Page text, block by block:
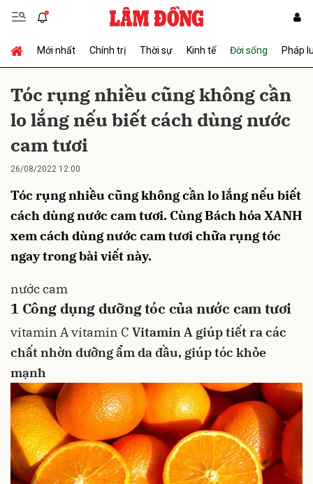
Mới nhất Chính trị Thời sự Kinh tế Đời sống Pháp
Tóc rụng nhiều cũng không cần
lo lắng nếu biết cách dùng nước
cam tươi
26/08/2022 12:00
Tóc rụng nhiều cũng không cần lo lắng nếu biết
cách dùng nước cam tươi. Cùng Bách hóa XANH
xem cách dùng nước cam tươi chữa rụng tóc
ngay trong bài viết này.
nước cam
1Công dụng dưỡng tóc của nước cam tươi
vitamin Avitamin C Vitamin A giúp tiết ra các
chất nhờn dưỡng ẩm da đầu, giúp tóc khỏe
mạnh
Gửi bình luận
Hủy Gửi